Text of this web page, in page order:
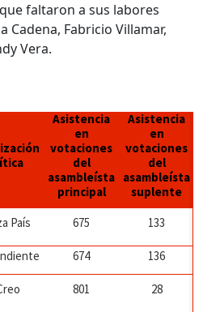
faltaron a sus labores
Cadena, Fabricio Villamar,
Vera.